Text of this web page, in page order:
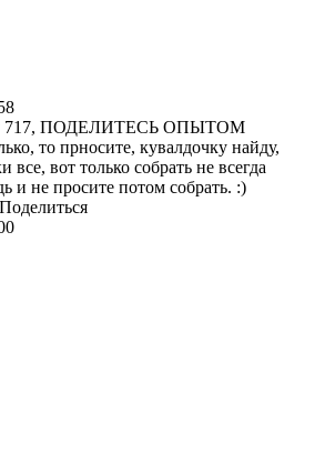
717, ПОДЕЛИТЕСЬ ОПЫТОМ
то прносите, кувалдочку найду,
все, вот только собрать не всегда
и не просите потом собрать. :)
Поделиться